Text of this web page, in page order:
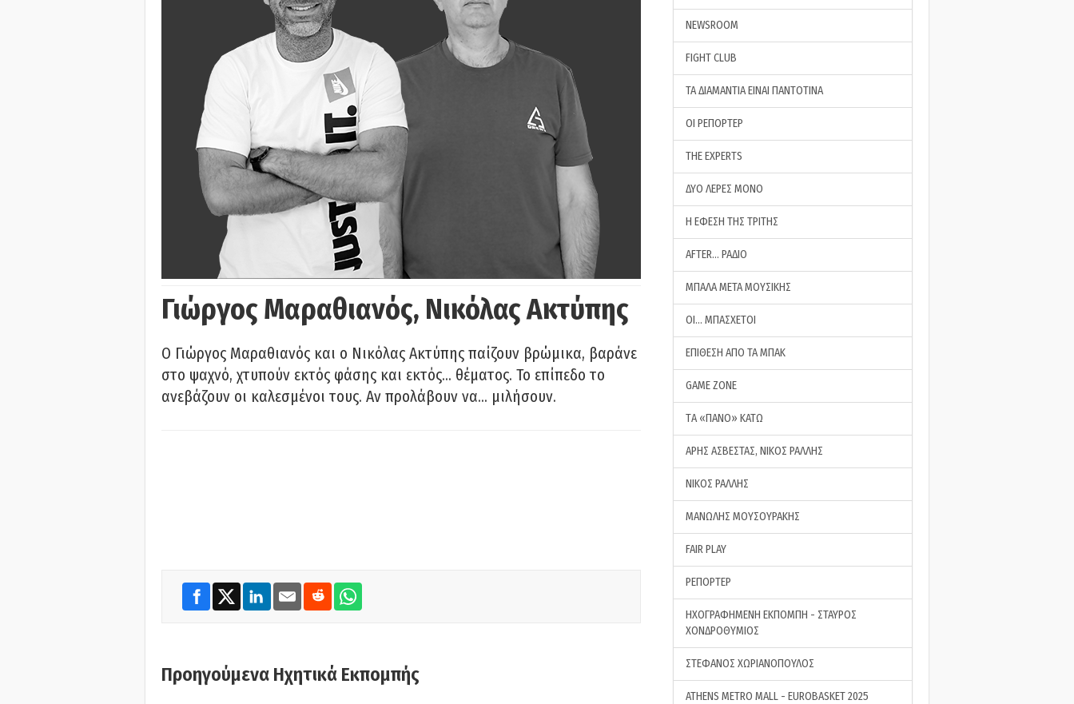
Γιώργος Μαραθιανός, Νικόλας Ακτύπης
Ο Γιώργος Μαραθιανός και ο Νικόλας Ακτύπης παίζουν βρώμικα, βαράνε
στο ψαχνό, χτυπούν εκτός φάσης και εκτός… θέματος. Το επίπεδο το
ανεβάζουν οι καλεσμένοι τους. Αν προλάβουν να… μιλήσουν.
Προηγούμενα Ηχητικά Εκπομπής
NEWSROOM
FIGHT CLUB
ΤΑ ΔΙΑΜΑΝΤΙΑ ΕΙΝΑΙ ΠΑΝΤΟΤΙΝΑ
ΟΙ ΡΕΠΟΡΤΕΡ
THE EXPERTS
ΔΥΟ ΛΕΡΕΣ ΜΟΝΟ
Η ΕΦΕΣΗ ΤΗΣ ΤΡΙΤΗΣ
AFTER… ΡΑΔΙΟ
ΜΠΑΛΑ ΜΕΤΑ ΜΟΥΣΙΚΗΣ
ΟΙ… ΜΠΑΣΧΕΤΟΙ
ΕΠΙΘΕΣΗ ΑΠΟ ΤΑ ΜΠΑΚ
GAME ZONE
ΤA «ΠΑΝΟ» ΚΑΤΩ
ΑΡΗΣ ΑΣΒΕΣΤΑΣ, ΝΙΚΟΣ ΡΑΛΛΗΣ
ΝΙΚΟΣ ΡΑΛΛΗΣ
ΜΑΝΩΛΗΣ ΜΟΥΣΟΥΡΑΚΗΣ
FAIR PLAY
ΡΕΠΟΡΤΕΡ
ΗΧΟΓΡΑΦΗΜΕΝΗ ΕΚΠΟΜΠΗ - ΣΤΑΥΡΟΣ
ΧΟΝΔΡΟΘΥΜΙΟΣ
ΣΤΕΦΑΝΟΣ ΧΩΡΙΑΝΟΠΟΥΛΟΣ
ATHENS METRO MALL - EUROBASKET 2025